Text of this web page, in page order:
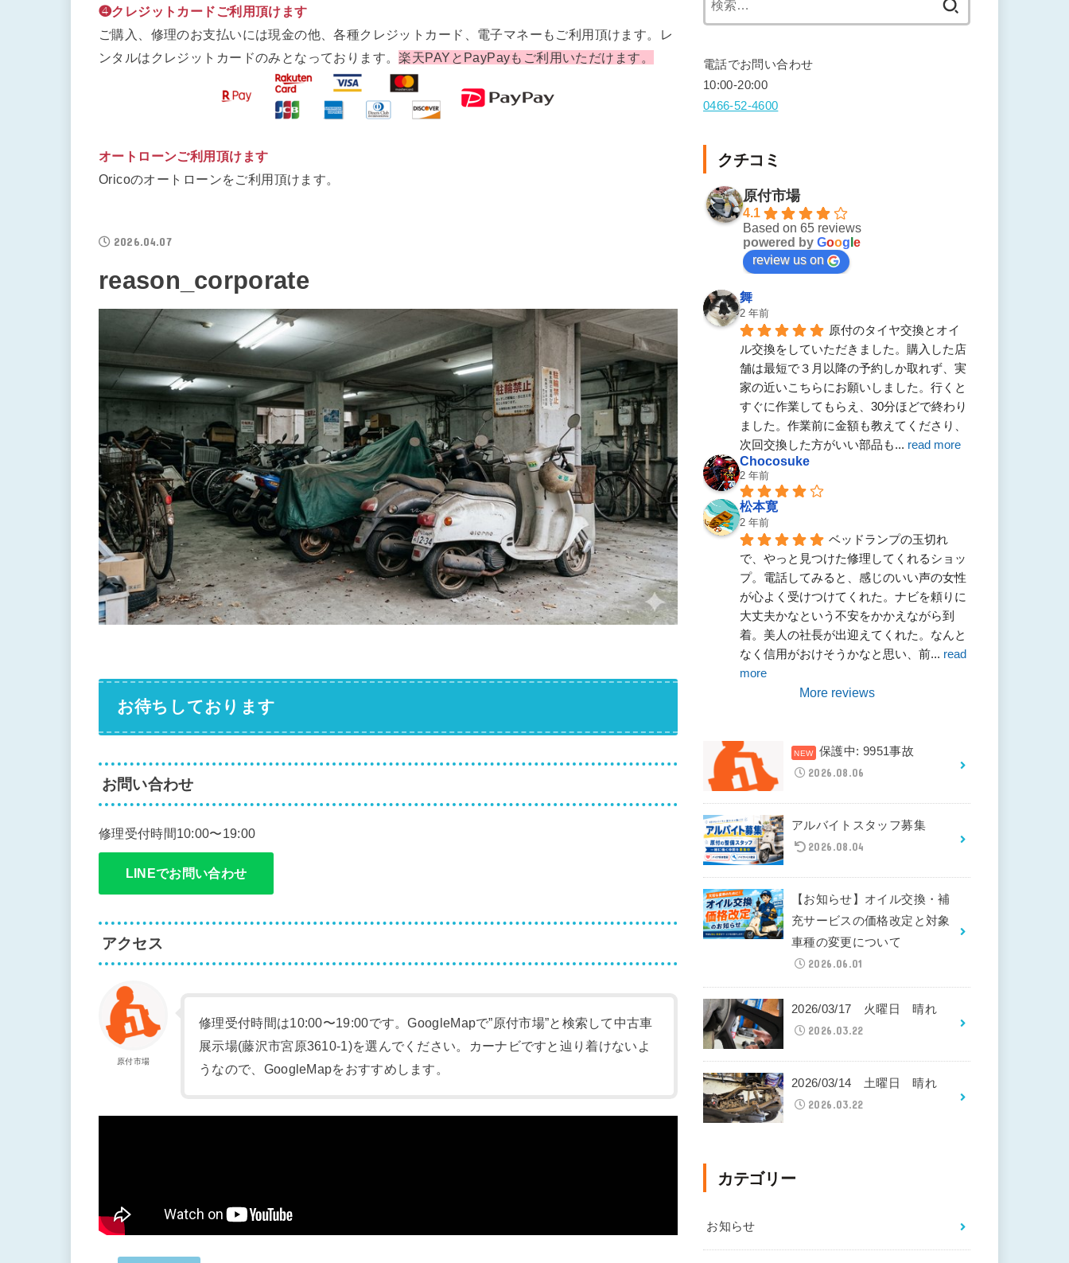
❹クレジットカードご利用頂けます
ご購入、修理のお支払いには現金の他、各種クレジットカード、電子マネーもご利用頂けます。レ
ンタルはクレジットカードのみとなっております。楽天PAYとPayPayもご利用いただけます。
オートローンご利用頂けます
Oricoのオートローンをご利用頂けます。
2026.04.07
reason_corporate
お待ちしております
お問い合わせ
修理受付時間10:00〜19:00
LINEでお問い合わせ
アクセス
原付市場
修理受付時間は10:00〜19:00です。GoogleMapで”原付市場”と検索して中古車
展示場(藤沢市宮原3610-1)を選んでください。カーナビですと辿り着けないよ
うなので、GoogleMapをおすすめします。
電話でお問い合わせ
10:00-20:00
0466-52-4600
クチコミ
原付市場
4.1
Based on 65 reviews
powered by Goog e
review us on
舞
2 年前
原付のタイヤ交換とオイ
ル交換をしていただきました。購入した店
舗は最短で３月以降の予約しか取れず、実
家の近いこちらにお願いしました。行くと
すぐに作業してもらえ、30分ほどで終わり
ました。作業前に金額も教えてくださり、
次回交換した方がいい部品も... read more
Chocosuke
2 年前
松本寛
2 年前
ベッドランプの玉切れ
で、やっと見つけた修理してくれるショッ
プ。電話してみると、感じのいい声の女性
が心よく受けつけてくれた。ナビを頼りに
大丈夫かなという不安をかかえながら到
着。美人の社長が出迎えてくれた。なんと
なく信用がおけそうかなと思い、前... read
more
More reviews
保護中: 9951事故
2026.08.06
アルバイトスタッフ募集
2026.08.04
【お知らせ】オイル交換・補
充サービスの価格改定と対象
車種の変更について
2026.06.01
2026/03/17 火曜日 晴れ
2026.03.22
2026/03/14 土曜日 晴れ
2026.03.22
カテゴリー
お知らせ